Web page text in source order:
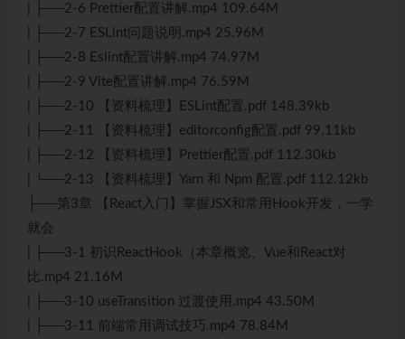
| ├──2-6 Prettier配置讲解.mp4 109.64M
| ├──2-7 ESLint问题说明.mp4 25.96M
| ├──2-8 Eslint配置讲解.mp4 74.97M
| ├──2-9 Vite配置讲解.mp4 76.59M
| ├──2-10 【资料梳理】ESLint配置.pdf 148.39kb
| ├──2-11 【资料梳理】editorconfig配置.pdf 99.11kb
| ├──2-12 【资料梳理】Prettier配置.pdf 112.30kb
| └──2-13 【资料梳理】Yarn 和 Npm 配置.pdf 112.12kb
├──第3章 【React入门】掌握 JSX和常用Hook开发，一学
就会
| ├──3-1 初识ReactHook（本章概览、 Vue和React对
比.mp4 21.16M
| ├──3-10 useTransition 过渡使用.mp4 43.50M
| ├──3-11 前端常用调试技巧.mp4 78.84M